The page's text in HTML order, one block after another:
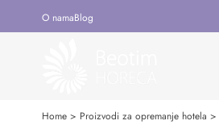
O namaBlog
Home > Proizvodi za opremanje hotela >